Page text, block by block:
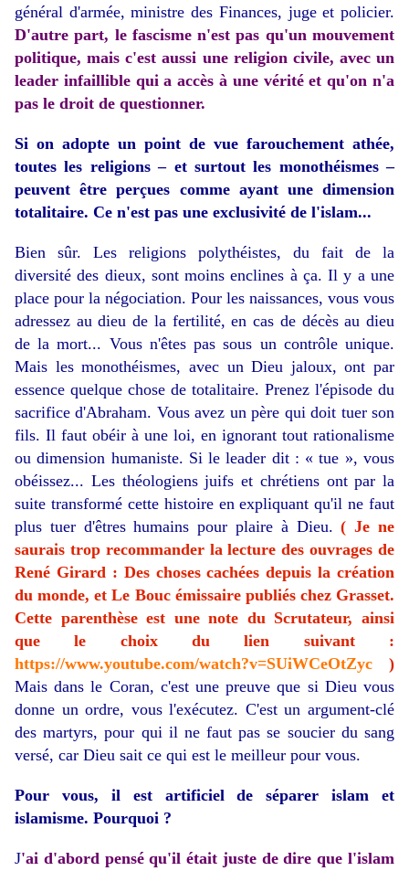
général d'armée, ministre des Finances, juge et policier.
D'autre part, le fascisme n'est pas qu'un mouvement
politique, mais c'est aussi une religion civile, avec un
leader infaillible qui a accès à une vérité et qu'on n'a
pas le droit de questionner.
Si on adopte un point de vue farouchement athée,
toutes les religions – et surtout les monothéismes –
peuvent être perçues comme ayant une dimension
totalitaire. Ce n'est pas une exclusivité de l'islam...
Bien sûr. Les religions polythéistes, du fait de la
diversité des dieux, sont moins enclines à ça. Il y a une
place pour la négociation. Pour les naissances, vous vous
adressez au dieu de la fertilité, en cas de décès au dieu
de la mort... Vous n'êtes pas sous un contrôle unique.
Mais les monothéismes, avec un Dieu jaloux, ont par
essence quelque chose de totalitaire. Prenez l'épisode du
sacrifice d'Abraham. Vous avez un père qui doit tuer son
fils. Il faut obéir à une loi, en ignorant tout rationalisme
ou dimension humaniste. Si le leader dit : « tue », vous
obéissez... Les théologiens juifs et chrétiens ont par la
suite transformé cette histoire en expliquant qu'il ne faut
plus tuer d'êtres humains pour plaire à Dieu. ( Je ne
saurais trop recommander la lecture des ouvrages de
René Girard : Des choses cachées depuis la création
du monde, et Le Bouc émissaire publiés chez Grasset.
Cette parenthèse est une note du Scrutateur, ainsi
que le choix du lien suivant :
https://www.youtube.com/watch?v=SUiWCeOtZyc )
Mais dans le Coran, c'est une preuve que si Dieu vous
donne un ordre, vous l'exécutez. C'est un argument-clé
des martyrs, pour qui il ne faut pas se soucier du sang
versé, car Dieu sait ce qui est le meilleur pour vous.
Pour vous, il est artificiel de séparer islam et
islamisme. Pourquoi ?
J'ai d'abord pensé qu'il était juste de dire que l'islam